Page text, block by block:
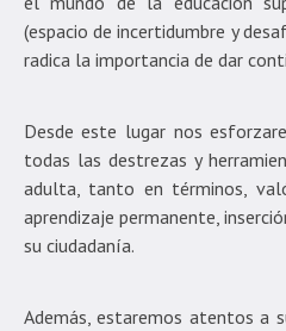
(espacio de incertidumbre y
radica la importancia de dar
Desde este lugar nos
todas las destrezas y
adulta, tanto en términos,
aprendizaje permanente,
su ciudadanía.
Además, estaremos atentos a